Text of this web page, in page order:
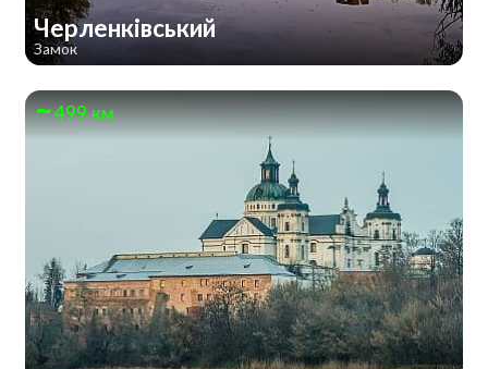
Черленківський
Замок
499 км